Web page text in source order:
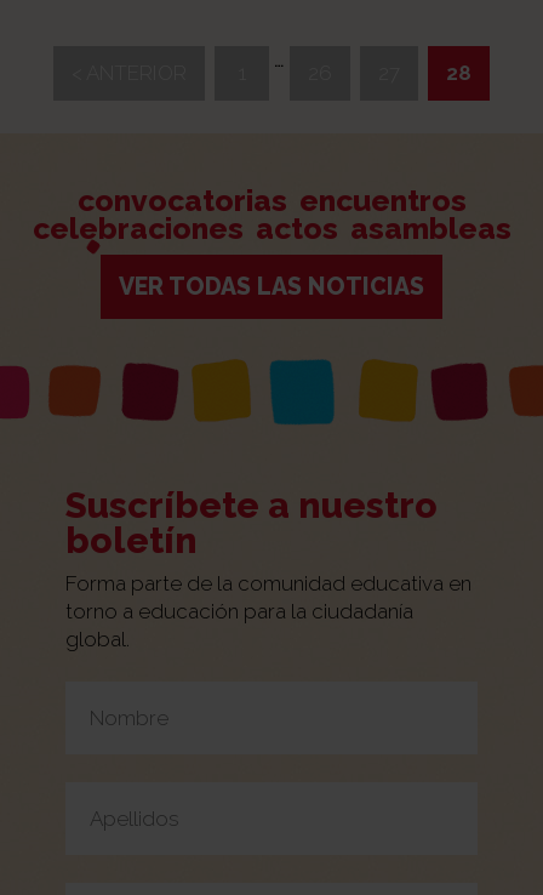
28
convocatorias encuentros
celebraciones actos asambleas
VER TODAS LAS NOTICIAS
Suscríbete a nuestro
boletín
Forma parte de la comunidad educativa en
torno a educación para la ciudadanía
global.